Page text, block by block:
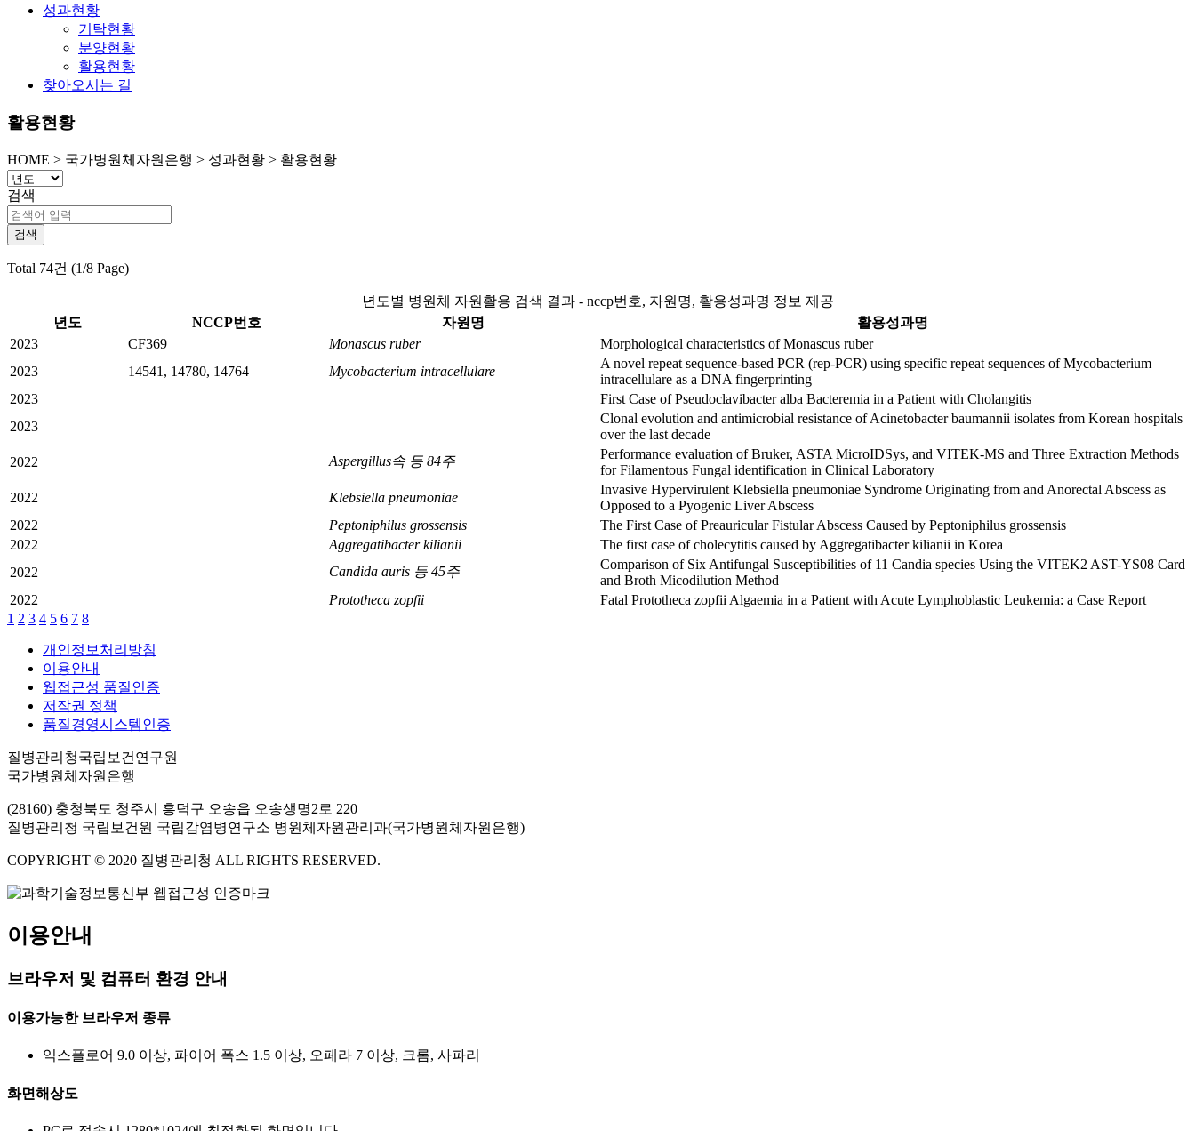
성과현황
기탁현황
분양현황
활용현황
찾아오시는 길
활용현황
HOME > 국가병원체자원은행 > 성과현황 > 활용현황
검색
Total 74건 (1/8 Page)
년도별 병원체 자원활용 검색 결과 - nccp번호, 자원명, 활용성과명 정보 제공
년도
NCCP번호 자원명
활용성과명
2023
CF369 Monascus ruber
Morphological characteristics of Monascus ruber
2023
14541, 14780, 14764 Mycobacterium intracellulare
A novel repeat sequence-based PCR (rep-PCR) using specific repeat sequences of Mycobacterium
intracellulare as a DNA fingerprinting
2023
First Case of Pseudoclavibacter alba Bacteremia in a Patient with Cholangitis
2023
Clonal evolution and antimicrobial resistance of Acinetobacter baumannii isolates from Korean hospitals
over the last decade
2022
Aspergillus속 등 84주
Performance evaluation of Bruker, ASTA MicroIDSys, and VITEK-MS and Three Extraction Methods
for Filamentous Fungal identification in Clinical Laboratory
2022
Klebsiella pneumoniae
Invasive Hypervirulent Klebsiella pneumoniae Syndrome Originating from and Anorectal Abscess as
Opposed to a Pyogenic Liver Abscess
2022
Peptoniphilus grossensis
The First Case of Preauricular Fistular Abscess Caused by Peptoniphilus grossensis
2022
Aggregatibacter kilianii
The first case of cholecytitis caused by Aggregatibacter kilianii in Korea
2022
Candida auris 등 45주
Comparison of Six Antifungal Susceptibilities of 11 Candia species Using the VITEK2 AST-YS08 Card
and Broth Micodilution Method
2022
Prototheca zopfii
Fatal Prototheca zopfii Algaemia in a Patient with Acute Lymphoblastic Leukemia: a Case Report
1 2 3 4 5 6 7 8
개인정보처리방침
이용안내
웹접근성 품질인증
저작권 정책
품질경영시스템인증
질병관리청국립보건연구원
국가병원체자원은행
(28160) 충청북도 청주시 흥덕구 오송읍 오송생명2로 220
질병관리청 국립보건원 국립감염병연구소 병원체자원관리과(국가병원체자원은행)
COPYRIGHT © 2020 질병관리청 ALL RIGHTS RESERVED.
이용안내
브라우저 및 컴퓨터 환경 안내
이용가능한 브라우저 종류
익스플로어 9.0 이상, 파이어 폭스 1.5 이상, 오페라 7 이상, 크롬, 사파리
화면해상도